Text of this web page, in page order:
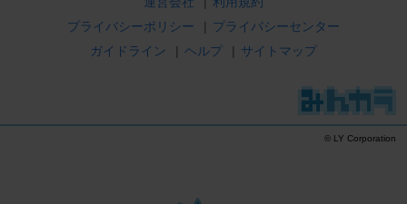
プライバシーポリシー
| プライバシーセンター
ガイドライン
| ヘルプ | サイトマップ
© LY Corporation